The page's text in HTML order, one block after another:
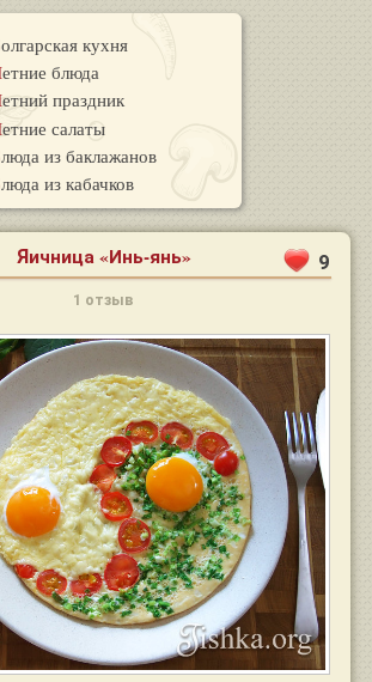
Болгарская кухня
Летние блюда
Летний праздник
Летние салаты
Блюда из баклажанов
Блюда из кабачков
Яичница «Инь-янь» 9
1 отзыв